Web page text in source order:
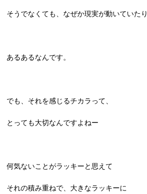
そうでなくても、なぜか現実が動いていたり
あるあるなんです。
でも、それを感じるチカラって、
とっても大切なんですよねー
何気ないことがラッキーと思えて
それの積み重ねで、大きなラッキーに